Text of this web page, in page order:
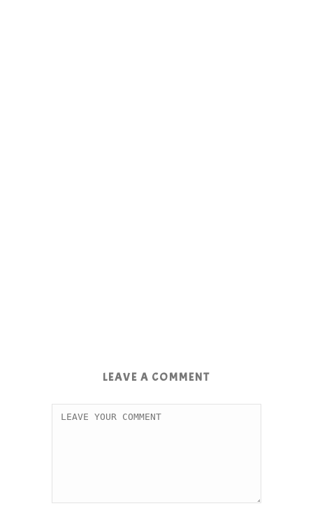
LEAVE A COMMENT